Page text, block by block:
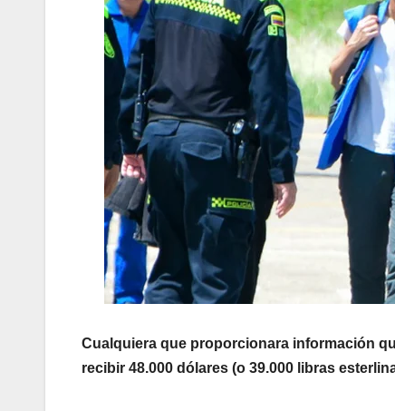
Cualquiera que proporcionara información
recibir 48.000 dólares (o 39.000 libras